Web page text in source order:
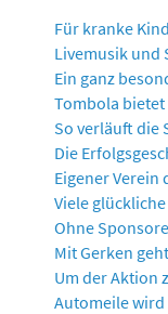
Für kranke
Livemusik und
Ein ganz
Tombola bietet
So verläuft die
Die
Eigener
Viele
Ohne
Mit Gerken
Um der Aktion
Automeile